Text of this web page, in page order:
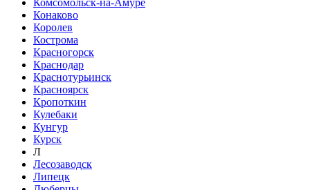
Конаково
Королев
Кострома
Красногорск
Краснодар
Краснотурьинск
Красноярск
Кропоткин
Кулебаки
Кунгур
Курск
Л
Лесозаводск
Липецк